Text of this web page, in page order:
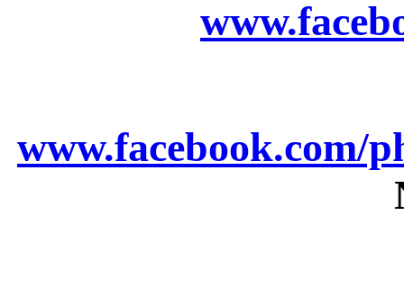
www.facebook.com/